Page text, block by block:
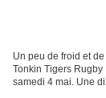
Un peu de froid et
Tonkin Tigers
samedi 4 mai. Une